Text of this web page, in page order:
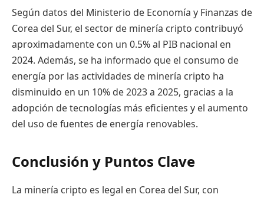
Según datos del Ministerio de Economía y Finanzas de
Corea del Sur, el sector de minería cripto contribuyó
aproximadamente con un 0.5% al PIB nacional en
2024. Además, se ha informado que el consumo de
energía por las actividades de minería cripto ha
disminuido en un 10% de 2023 a 2025, gracias a la
adopción de tecnologías más eficientes y el aumento
del uso de fuentes de energía renovables.
Conclusión y Puntos Clave
La minería cripto es legal en Corea del Sur, con